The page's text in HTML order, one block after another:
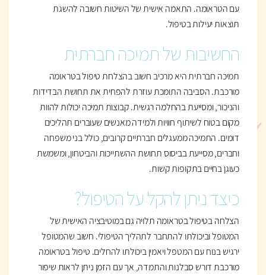
עם הטראומה. התאמה אישית של השיטות חשובה להשגת
תוצאות יעילות בטיפול.
החשיבות של תמיכה חברתית
תמיכה חברתית היא מרכיב חשוב בהצלחת טיפול בטראומה
מורכבת. הסביבה התומכת עוזרת להפחית את תחושת הבדידות
והניכור, ומסייעת בהחלמה רגשית. קבוצות תמיכה יכולות להוות
מקום בטוח לשיתוף חוויות ולמידה מאנשים שעוברים תהליכים
דומים. התמיכה ממעגלים חברתיים קרובים, כולל בני משפחה
וחברים, מסייעת בביסוס תחושת ההשתייכות והביטחון, ומשמשת
כעוגן בחיים בתקופות קשות.
כיצד ניתן להקל על הטיפול?
הצלחה בטיפול בטראומה תלויה גם במוטיבציה האישית של
המטופל וביכולתו להתחבר לתהליך הטיפולי. חשוב שהמטופל
ירגיש בנוח עם המטפל ויאמין ביכולתו להחלים. טיפול בטראומה
מורכבת דורש סבלנות והתמדה, אך עם הזמן ניתן לראות שיפור